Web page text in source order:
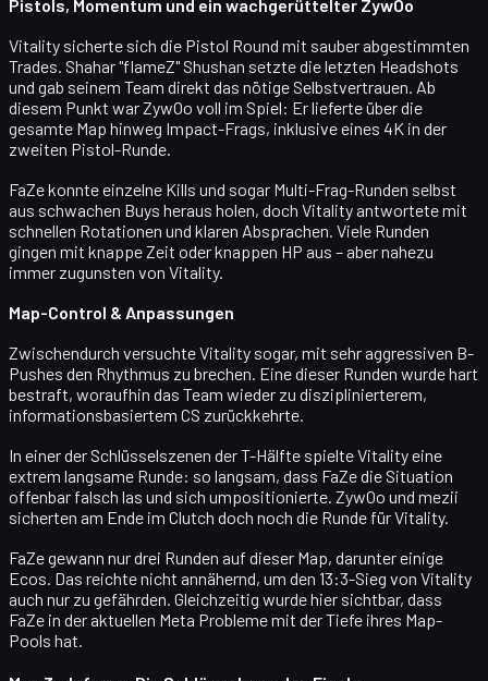
Pistols, Momentum und ein wachgerüttelter ZywOo
Vitality sicherte sich die Pistol Round mit sauber abgestimmten
Trades. Shahar "flameZ" Shushan setzte die letzten Headshots
und gab seinem Team direkt das nötige Selbstvertrauen. Ab
diesem Punkt warZywOo voll im Spiel: Er lieferte über die
gesamte Map hinweg Impact-Frags, inklusive eines 4K in der
zweiten Pistol-Runde.
FaZe konnte einzelne Kills und sogar Multi-Frag-Runden selbst
aus schwachen Buys heraus holen, doch Vitality antwortete mit
schnellen Rotationen und klaren Absprachen. Viele Runden
gingen mit knappe Zeit oder knappen HP aus – aber nahezu
immer zugunsten von Vitality.
Map-Control & Anpassungen
Zwischendurch versuchte Vitality sogar, mit sehr aggressiven B-
Pushes den Rhythmus zu brechen. Eine dieser Runden wurde hart
bestraft, woraufhin das Team wieder zu disziplinierterem,
informationsbasiertem CS zurückkehrte.
In einer der Schlüsselszenen der T-Hälfte spielte Vitality eine
extrem langsame Runde: so langsam, dass FaZe die Situation
offenbar falsch las und sich umpositionierte. ZywOo und mezii
sicherten am Ende im Clutch doch noch die Runde für Vitality.
FaZe gewann nurdrei Runden auf dieser Map, darunter einige
Ecos. Das reichte nicht annähernd, um den 13:3-Sieg von Vitality
auch nur zu gefährden. Gleichzeitig wurde hier sichtbar, dass
FaZe in der aktuellen Meta Probleme mit der Tiefe ihres Map-
Pools hat.